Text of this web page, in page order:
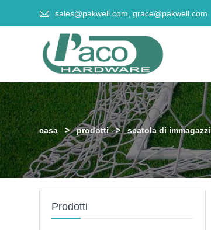
 sales@pakwell.com, grace@pakwell.com
casa > prodotti > scatola di
Prodotti